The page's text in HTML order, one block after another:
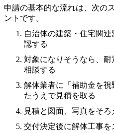
申請の基本的な流れは、次の
ントです。
自治体の建築・住宅関
認する
対象になりそうなら、
相談する
解体業者に「補助金を視
たうえで見積を取る
見積と図面、写真をそ
交付決定後に解体工事を